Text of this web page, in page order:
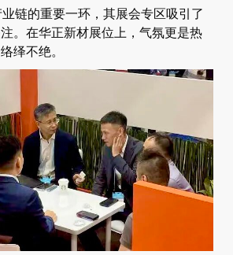
链的重要一环，其展会专区吸引了
。在华正新材展位上，气氛更是热
绎不绝。